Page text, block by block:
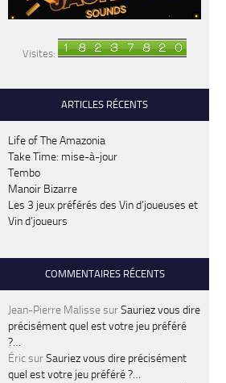
Visites:
ARTICLES RÉCENTS
Life of The Amazonia
Take Time: mise-à-jour
Tembo
Manoir Bizarre
Les 3 jeux préférés des Vin d’joueuses et
Vin d’joueurs
COMMENTAIRES RÉCENTS
Jean-Pierre MalissesurSauriez vous dire
précisément quel est votre jeu préféré
?…
ÉricsurSauriez vous dire précisément
quel est votre jeu préféré ?…